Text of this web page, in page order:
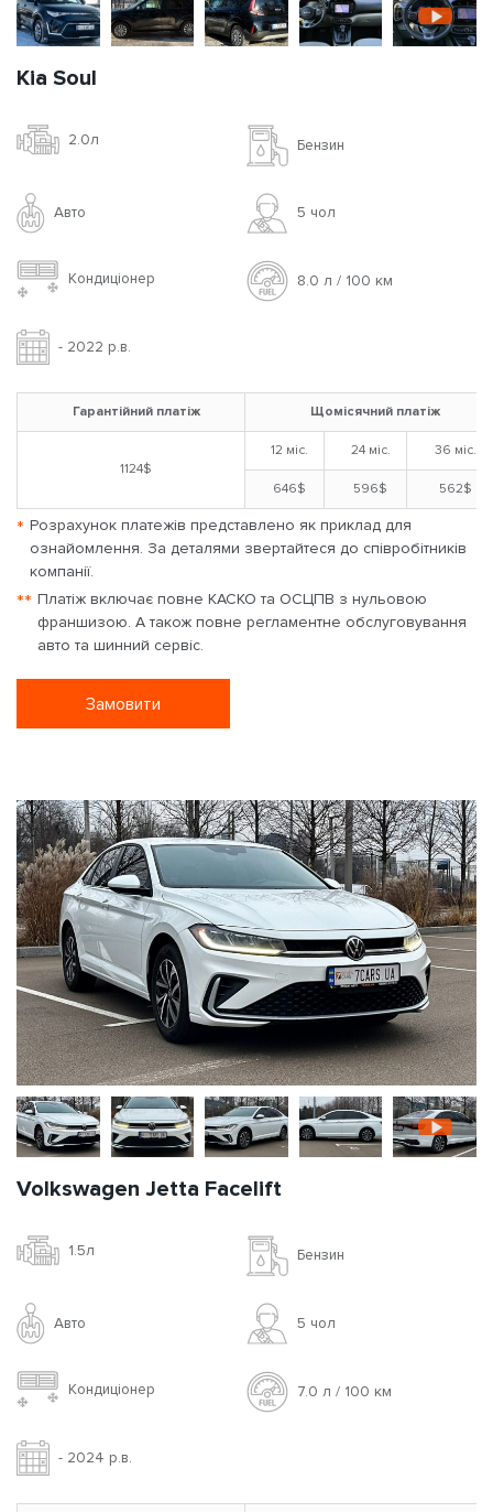
Kia Soul
2.0л Бензин
Авто 5 чoл
Кондиціонер 8.0 л / 100 км
- 2022 р.в.
Гарантійний платіж Щомісячний платіж
1124$
12 міс. 24 міс. 36 міс.
646$ 596$ 562$
* Розрахунок платежів представлено як приклад для
ознайомлення. За деталями звертайтеся до співробітників
компанії.
** Платіж включає повне КАСКО та ОСЦПВ з нульовою
франшизою. А також повне регламентне обслуговування
авто та шинний сервіс.
Замовити
Volkswagen Jetta Facelift
1.5л Бензин
Авто 5 чoл
Кондиціонер 7.0 л / 100 км
- 2024 р.в.